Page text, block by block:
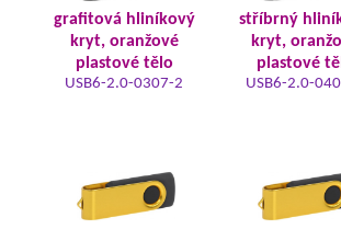
grafitová hliníkový
kryt, oranžové
plastové tělo
USB6-2.0-0307-2
stříbrný
kryt,
plastové
USB6-2.0-